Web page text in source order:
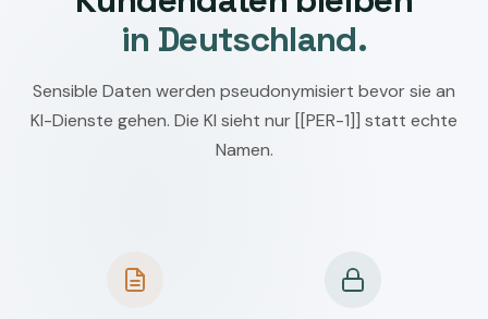
in Deutschland.
Sensible Daten werden pseudonymisiert bevor sie an
KI-Dienste gehen. Die KI sieht nur [[PER-1]] statt echte
Namen.